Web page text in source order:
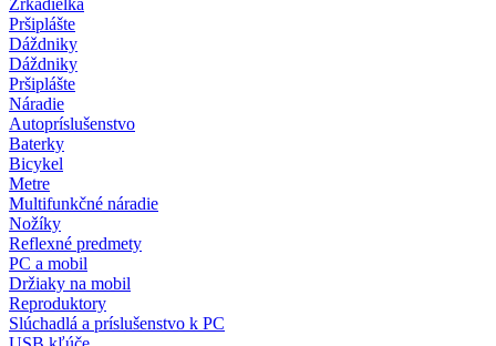
Zrkadielka
Pršiplášte
Dáždniky
Dáždniky
Pršiplášte
Náradie
Autopríslušenstvo
Baterky
Bicykel
Metre
Multifunkčné náradie
Nožíky
Reflexné predmety
PC a mobil
Držiaky na mobil
Reproduktory
Slúchadlá a príslušenstvo k PC